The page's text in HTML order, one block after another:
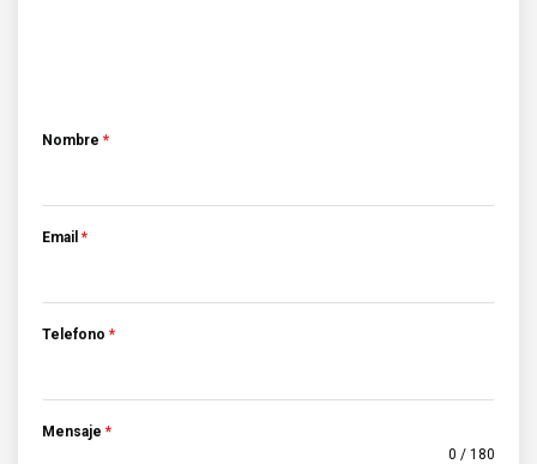
Nombre *
Email *
Telefono *
Mensaje *
0 / 180